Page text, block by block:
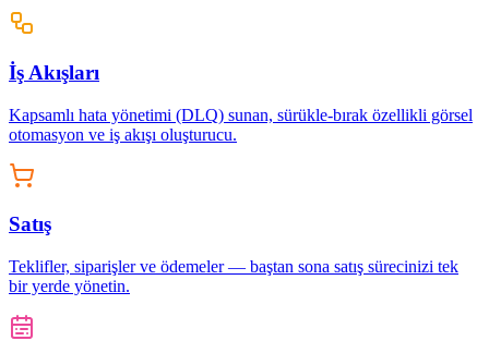
İş Akışları
Kapsamlı hata yönetimi (DLQ) sunan, sürükle-bırak özellikli görsel
otomasyon ve iş akışı oluşturucu.
Satış
Teklifler, siparişler ve ödemeler — baştan sona satış sürecinizi tek
bir yerde yönetin.